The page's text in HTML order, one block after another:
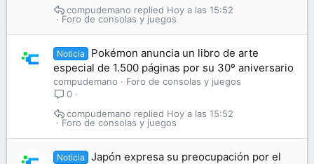
Foro de consolas y juegos
Hoy a las 15:52
compudemano
Noticia
Pokémon anuncia un libro de arte
especial de 1.500 páginas por su 30º aniversario
compudemano
Foro de consolas y juegos
0
Foro de consolas y juegos
Hoy a las 15:52
compudemano
Noticia
Japón expresa su preocupación por el